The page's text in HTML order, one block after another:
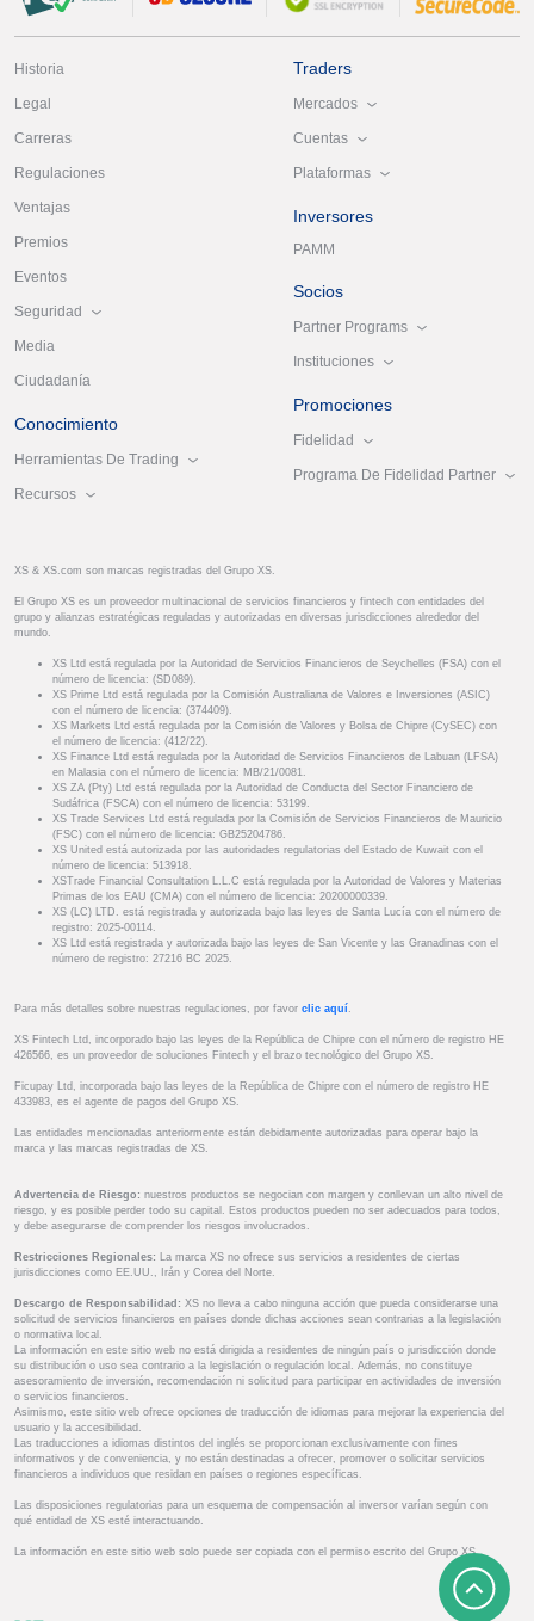
Historia
Legal
Carreras
Regulaciones
Ventajas
Premios
Eventos
Seguridad
Media
Ciudadanía
Conocimiento
Herramientas De Trading
Recursos
Traders
Mercados
Cuentas
Plataformas
Inversores
PAMM
Socios
Partner Programs
Instituciones
Promociones
Fidelidad
Programa De Fidelidad Partner
XS & XS.com son marcas registradas del Grupo XS.
El Grupo XS es un proveedor multinacional de servicios financieros y fintech con entidades del
grupo y alianzas estratégicas reguladas y autorizadas en diversas jurisdicciones alrededor del
mundo.
XS Ltd está regulada por la Autoridad de Servicios Financieros de Seychelles (FSA) con el
número de licencia: (SD089).
XS Prime Ltd está regulada por la Comisión Australiana de Valores e Inversiones (ASIC)
con el número de licencia: (374409).
XS Markets Ltd está regulada por la Comisión de Valores y Bolsa de Chipre (CySEC) con
el número de licencia: (412/22).
XS Finance Ltd está regulada por la Autoridad de Servicios Financieros de Labuan (LFSA)
en Malasia con el número de licencia: MB/21/0081.
XS ZA (Pty) Ltd está regulada por la Autoridad de Conducta del Sector Financiero de
Sudáfrica (FSCA) con el número de licencia: 53199.
XS Trade Services Ltd está regulada por la Comisión de Servicios Financieros de Mauricio
(FSC) con el número de licencia: GB25204786.
XS United está autorizada por las autoridades regulatorias del Estado de Kuwait con el
número de licencia: 513918.
XSTrade Financial Consultation L.L.C está regulada por la Autoridad de Valores y Materias
Primas de los EAU (CMA) con el número de licencia: 20200000339.
XS (LC) LTD. está registrada y autorizada bajo las leyes de Santa Lucía con el número de
registro: 2025-00114.
XS Ltd está registrada y autorizada bajo las leyes de San Vicente y las Granadinas con el
número de registro: 27216 BC 2025.
Para más detalles sobre nuestras regulaciones, por favor clic aquí .
XS Fintech Ltd, incorporado bajo las leyes de la República de Chipre con el número de registro HE
426566, es un proveedor de soluciones Fintech y el brazo tecnológico del Grupo XS.
Ficupay Ltd, incorporada bajo las leyes de la República de Chipre con el número de registro HE
433983, es el agente de pagos del Grupo XS.
Las entidades mencionadas anteriormente están debidamente autorizadas para operar bajo la
marca y las marcas registradas de XS.
Advertencia de Riesgo: nuestros productos se negocian con margen y conllevan un alto nivel de
riesgo, y es posible perder todo su capital. Estos productos pueden no ser adecuados para todos,
y debe asegurarse de comprender los riesgos involucrados.
Restricciones Regionales: La marca XS no ofrece sus servicios a residentes de ciertas
jurisdicciones como EE.UU., Irán y Corea del Norte.
Descargo de Responsabilidad: XS no lleva a cabo ninguna acción que pueda considerarse una
solicitud de servicios financieros en países donde dichas acciones sean contrarias a la legislación
o normativa local.
La información en este sitio web no está dirigida a residentes de ningún país o jurisdicción donde
su distribución o uso sea contrario a la legislación o regulación local. Además, no constituye
asesoramiento de inversión, recomendación ni solicitud para participar en actividades de inversión
o servicios financieros.
Asimismo, este sitio web ofrece opciones de traducción de idiomas para mejorar la experiencia del
usuario y la accesibilidad.
Las traducciones a idiomas distintos del inglés se proporcionan exclusivamente con fines
informativos y de conveniencia, y no están destinadas a ofrecer, promover o solicitar servicios
financieros a individuos que residan en países o regiones específicas.
Las disposiciones regulatorias para un esquema de compensación al inversor varían según con
qué entidad de XS esté interactuando.
La información en este sitio web solo puede ser copiada con el permiso escrito del Grupo XS.